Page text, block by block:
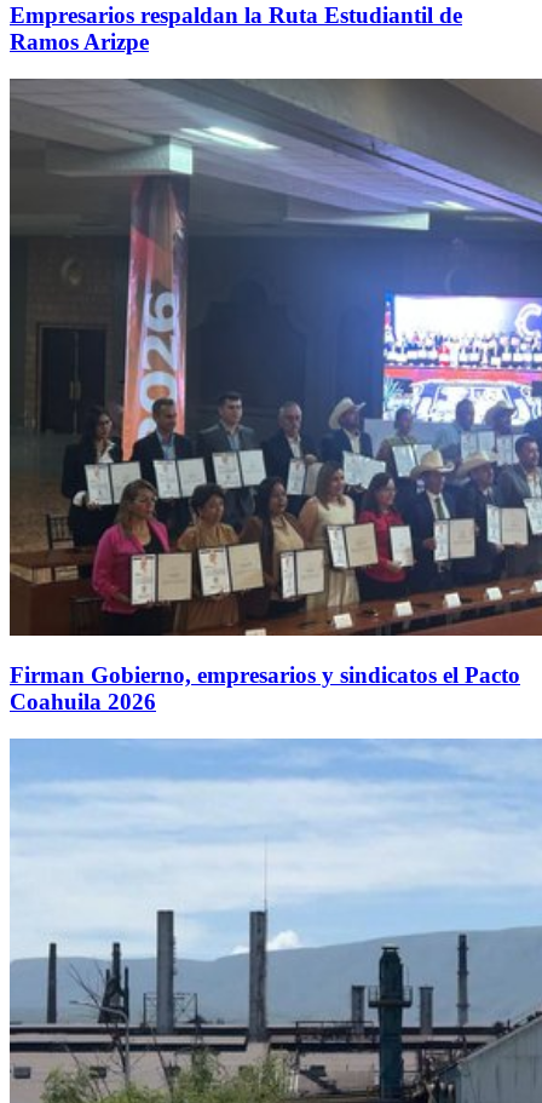
Empresarios respaldan la Ruta Estudiantil de
Ramos Arizpe
Firman Gobierno, empresarios y sindicatos el Pacto
Coahuila 2026